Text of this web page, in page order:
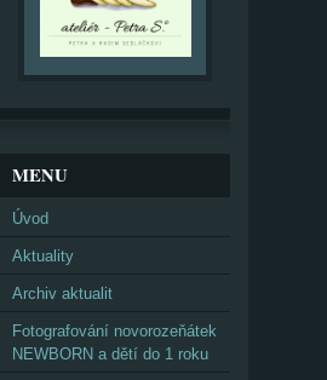
MENU
Úvod
Aktuality
Archiv aktualit
Fotografování novorozeňátek
NEWBORN a dětí do 1 roku